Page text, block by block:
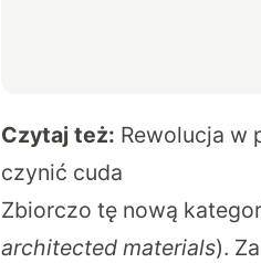
Czytaj też: Rewolucja w
czynić cuda
Zbiorczo tę nową
architected materials).